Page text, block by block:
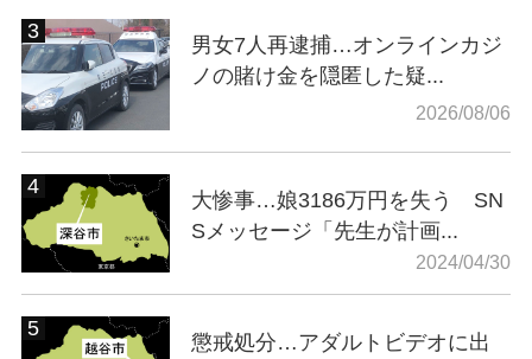
男女7人再逮捕…オンラインカジ
ノの賭け金を隠匿した疑...
2026/08/06
大惨事…娘3186万円を失う SN
Sメッセージ「先生が計画...
2024/04/30
懲戒処分…アダルトビデオに出